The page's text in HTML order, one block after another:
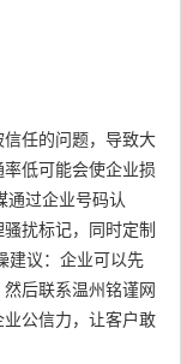
任的问题，导致大
低可能会使企业损
通过企业号码认
扰标记，同时定制
建议：企业可以先
后联系温州铭谨网
公信力，让客户敢